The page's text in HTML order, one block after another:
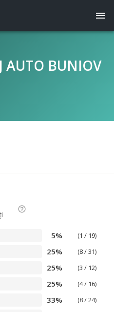
menu
AUTO BUNIOV
help_outline
5% (1 / 19)
25% (8 / 31)
25% (3 / 12)
25% (4 / 16)
33% (8 / 24)